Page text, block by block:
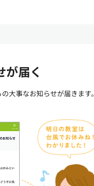
が届く
大事なお知らせが届きます。